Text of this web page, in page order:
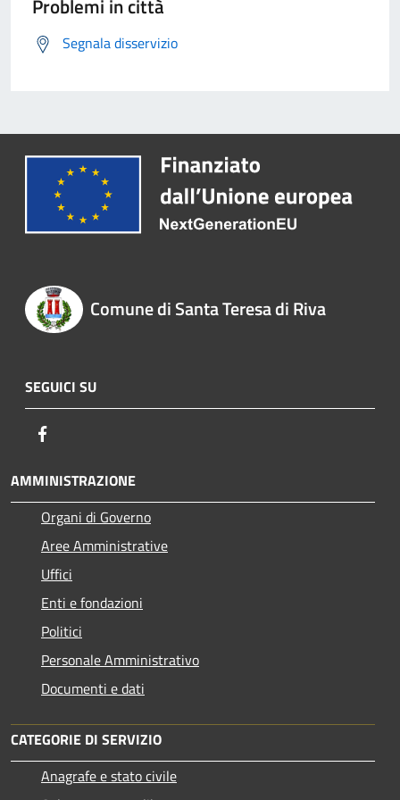
Problemi in città
Segnala disservizio
Comune di Santa Teresa di Riva
SEGUICI SU
AMMINISTRAZIONE
Organi di Governo
Aree Amministrative
Uffici
Enti e fondazioni
Politici
Personale Amministrativo
Documenti e dati
CATEGORIE DI SERVIZIO
Anagrafe e stato civile